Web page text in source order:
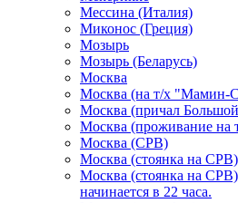
Мессина (Италия)
Миконос (Греция)
Мозырь
Мозырь (Беларусь)
Москва
Москва (на т/х "Мамин-
Москва (причал
Москва (проживание на
Москва (СРВ)
Москва (стоянка на СРВ)
Москва (стоянка на
начинается в 22 часа.